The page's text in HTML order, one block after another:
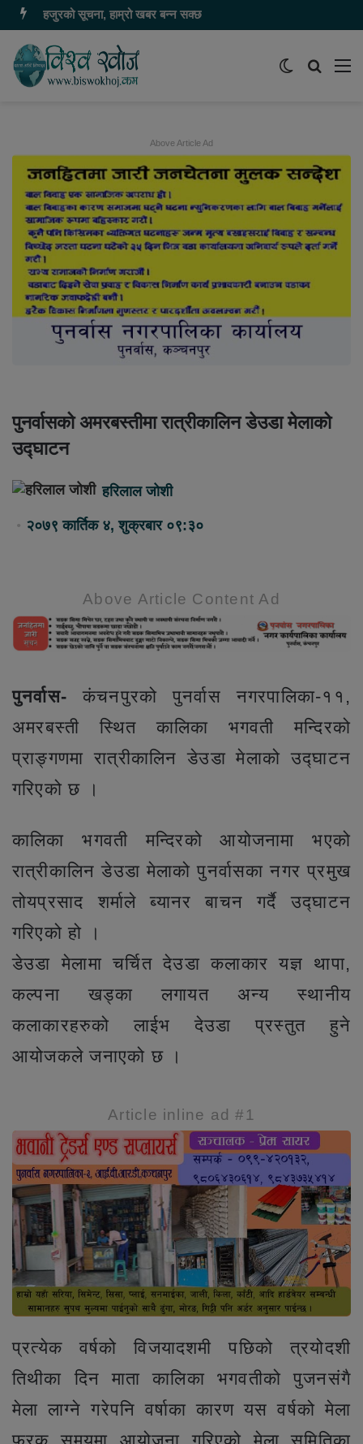
हजुरको सूचना, हाम्रो खबर बन्न सक्छ
समाचार
Switch
Above Article Ad
पुनर्वासको अमरबस्तीमा रात्रीकालिन डेउडा मेलाको
उद्घाटन
हरिलाल जोशी
२०७९ कार्तिक ४, शुक्रबार ०९:३०
Above Article Content Ad
पुनर्वास- कंचनपुरको पुनर्वास नगरपालिका-११,
अमरबस्ती स्थित कालिका भगवती मन्दिरको
प्राङ्गणमा रात्रीकालिन डेउडा मेलाको उद्घाटन
गरिएको छ ।
कालिका भगवती मन्दिरको आयोजनामा भएको
रात्रीकालिन डेउडा मेलाको पुनर्वासका नगर प्रमुख
तोयप्रसाद शर्माले ब्यानर बाचन गर्दै उद्घाटन
गरिएको हो ।
डेउडा मेलामा चर्चित देउडा कलाकार यज्ञ थापा,
कल्पना खड्का लगायत अन्य स्थानीय
कलाकारहरुको लाईभ देउडा प्रस्तुत हुने
आयोजकले जनाएको छ ।
Article inline ad #1
प्रत्येक वर्षको विजयादशमी पछिको त्रयोदशी
तिथीका दिन माता कालिका भगवतीको पुजनसंगै
मेला लाग्ने गरेपनि वर्षाका कारण यस वर्षको मेला